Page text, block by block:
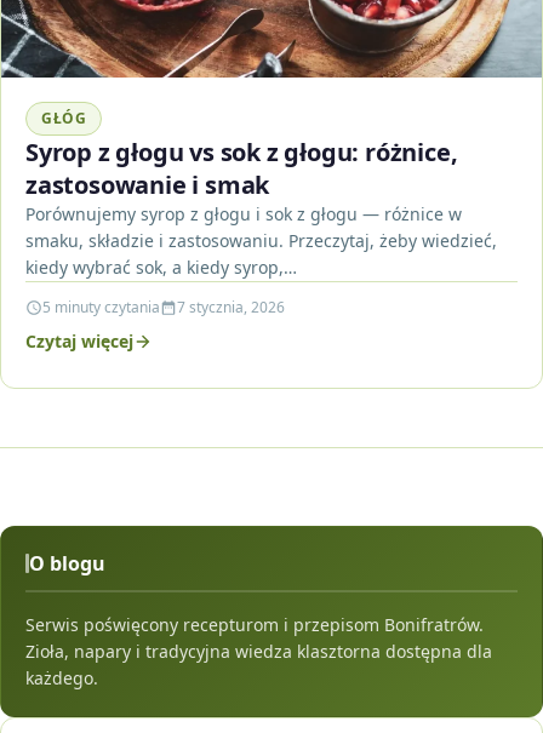
GŁÓG
Syrop z głogu vs sok z głogu: różnice,
zastosowanie i smak
Porównujemy syrop z głogu i sok z głogu — różnice w
smaku, składzie i zastosowaniu. Przeczytaj, żeby wiedzieć,
kiedy wybrać sok, a kiedy syrop,…
5 minuty czytania 7 stycznia, 2026
Czytaj więcej
O blogu
Serwis poświęcony recepturom i przepisom Bonifratrów.
Zioła, napary i tradycyjna wiedza klasztorna dostępna dla
każdego.